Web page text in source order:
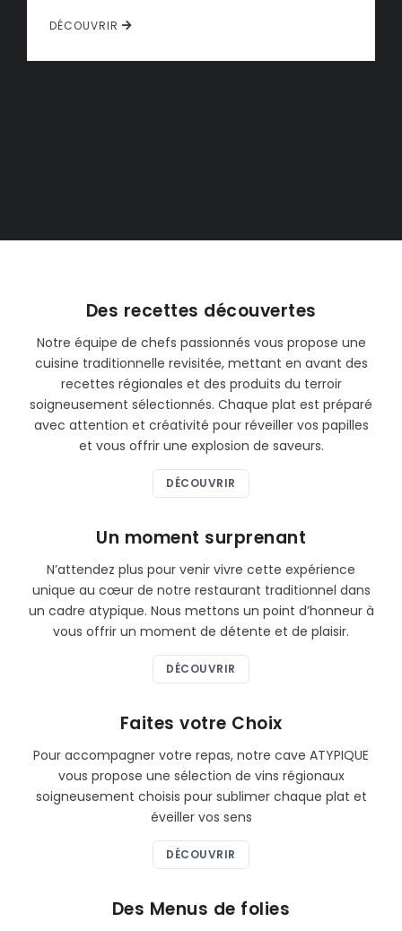
DÉCOUVRIR
Des recettes découvertes
Notre équipe de chefs passionnés vous propose une
cuisine traditionnelle revisitée, mettant en avant des
recettes régionales et des produits du terroir
soigneusement sélectionnés. Chaque plat est préparé
avec attention et créativité pour réveiller vos papilles
et vous offrir une explosion de saveurs.
DÉCOUVRIR
Un moment surprenant
N’attendez plus pour venir vivre cette expérience
unique au cœur de notre restaurant traditionnel dans
un cadre atypique. Nous mettons un point d’honneur à
vous offrir un moment de détente et de plaisir.
DÉCOUVRIR
Faites votre Choix
Pour accompagner votre repas, notre cave ATYPIQUE
vous propose une sélection de vins régionaux
soigneusement choisis pour sublimer chaque plat et
éveiller vos sens
DÉCOUVRIR
Des Menus de folies